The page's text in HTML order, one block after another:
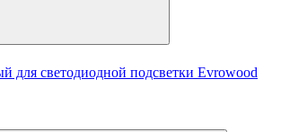
для светодиодной подсветки Evrowood